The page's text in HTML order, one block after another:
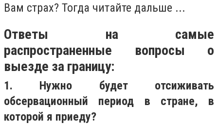
Вам страх? Тогда читайте дальше ...
Ответы на самые
распространенные вопросы о
выезде за границу:
1. Нужно будет отсиживать
обсервационный период в стране, в
которой я приеду?